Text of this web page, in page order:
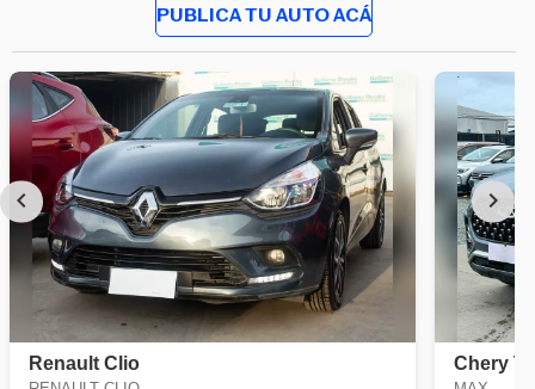
PUBLICA TU AUTO ACÁ